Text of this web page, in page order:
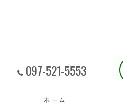
097-521-5553
ホーム